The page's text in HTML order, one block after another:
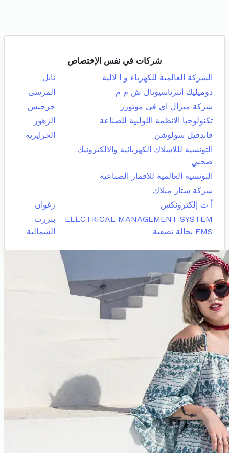
شركات في نفس الإختصاص
الشركة العالمية للكهرباء و ا لالية
نابل
دوميليك أنترناسيونال ش م م
المرسى
شركة ميرال اي في موتورز
جرجيس
تكنولوجيا الانظمة اللولبية للصناعة
الزهور
فاندفيل سولوشن
الحرايرية
التونسية لللاسلاك الكهربائية والالكترونيك
صحبي
التونسية العالمية للاقمار الصناعية
شركة ستار ميلاك
أ ت إلكترونكس
زغوان
ELECTRICAL MANAGEMENT SYSTEM
EMS بحالة تصفية
بنزرت
الشمالية